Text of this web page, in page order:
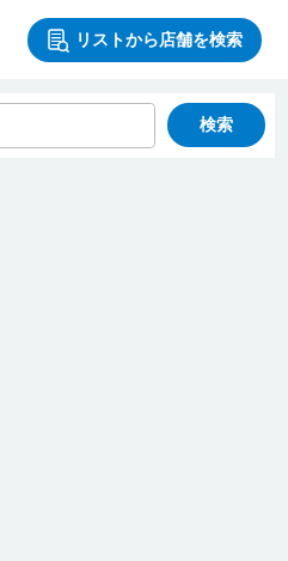
リストから店舗を検索
検索